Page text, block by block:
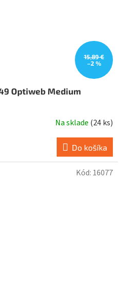
15,89 €
–2 %
Optiweb Medium
Na sklade (24 ks)
Do košíka
Kód: 16077